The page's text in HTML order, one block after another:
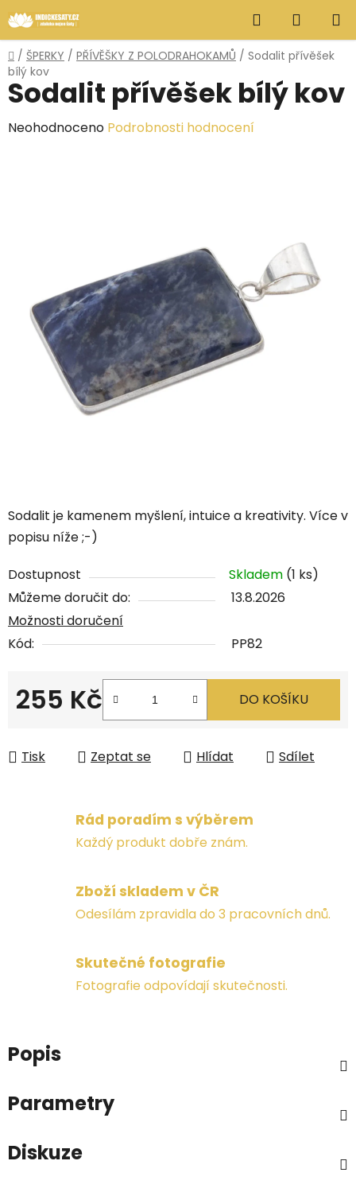
na
obsah
Hledat
KOŠÍK
Domů
/ ŠPERKY / PŘÍVĚŠKY Z POLODRAHOKAMŮ / Sodalit přívěšek
bílý kov
Sodalit je kamenem myšlení, intuice a kreativity. Více v
popisu níže ;-)
Dostupnost Skladem (1 ks)
Můžeme doručit do:
13.8.2026
Možnosti doručení
Kód:
PP82
255 Kč DO KOŠÍKU
Tisk Zeptat se Hlídat Sdílet
Sodalit přívěšek bílý kov
Průměrné
Neohodnoceno Podrobnosti hodnocení
Rád poradím s výběrem
Každý produkt dobře znám.
Zboží skladem v ČR
Odesílám zpravidla do 3 pracovních dnů.
Skutečné fotografie
Fotografie odpovídají skutečnosti.
Popis
Parametry
Diskuze